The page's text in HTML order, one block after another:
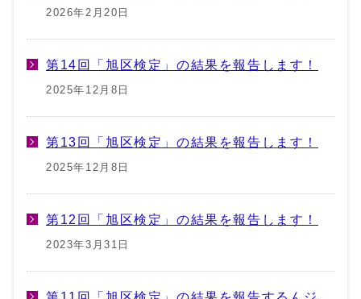
2026年2月20日
第14回「旭区検定」の結果を報告します！
2025年12月8日
第13回「旭区検定」の結果を報告します！
2025年12月8日
第12回「旭区検定」の結果を報告します！
2023年3月31日